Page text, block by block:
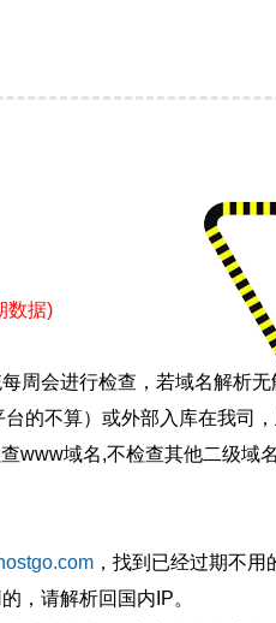
数据)
周会进行检查，若域名解析
的不算）或外部入库在我司
www域名,不检查其他二级域
，找到已经过期不用
，请解析回国内IP。